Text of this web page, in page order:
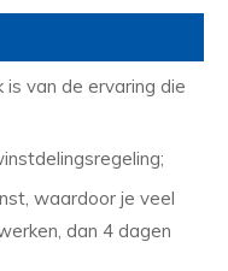
van de ervaring die
waardoor je veel
dan 4 dagen